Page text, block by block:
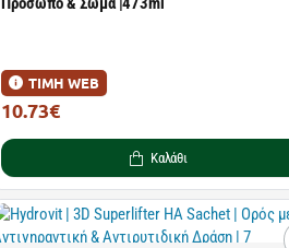
ΤΙΜΗ WEB
10.73€
Καλάθι